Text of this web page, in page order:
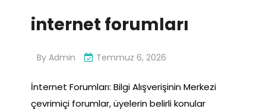
internet forumları
By Admin Temmuz 6, 2026
İnternet Forumları: Bilgi Alışverişinin Merkezi
çevrimiçi forumlar, üyelerin belirli konular